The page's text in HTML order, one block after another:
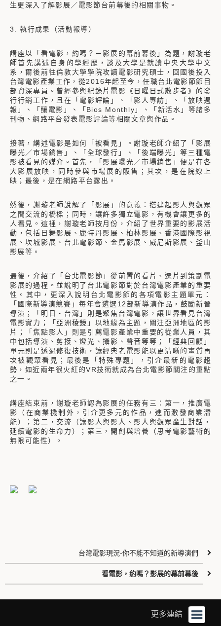
生更深入了解影展／電影節台前幕後的相關事物。
3. 執行成果（活動報導）
講座以「看電影，約嗎？－影展的幕前幕後」為題，謝璇老
師首先講述自身的學經歷，談及大學是就讀中央大學中文
系，爾後前往倫敦大學學院攻讀電影研究碩士，回國後投入
台灣電影產業工作，從2016年起至今，任職台北電影節節目
部資深專員。曾經參與紀錄片電影《日曜日式散步者》的發
行行銷工作，且在「電影評論」、「影人專訪」、「放映週
報」、「釀電影」、「Bios Monthly」、「新活水」等諸多
刊物、網路平台發表電影評論等相關文章與作品。
接著，講述電影是如何「被看見」。謝璇老師介紹了「影展
曝光／市場銷售」、「全球發行」、「後端曝光」等三種電
影被看見的媒介。首先，「影展曝光／市場銷售」便是在各
大影展放映，同時參與市場展的販售；其次，是在院線上
映；最後，是在網路平台露出。
然後，謝璇老師說解了「影展」的意義：搭建起影人與觀眾
之間交流的橋樑；同時，讓許多獨立電影，有機會讓更多的
人看見。這裡，謝璇老師按月份，介紹了世界重要的影展活
動，包括日舞影展、鹿特丹影展、柏林影展、香港國際影視
展、坎城影展、台北電影節、金馬影展、威尼斯影展、釜山
影展等。
最後，介紹了「台北電影節」從前置的看片、選片到策劃電
影展的過程。並說明了台北電影節對於台灣電影產業的重要
性。其中，更深入說明台北電影節的各項電影主題單元：
「國際新導演競賽」每年會遴選12部新導演作品，鼓勵新晉
導演；「明日・台灣」則是聚焦台灣電影，讓世界看見台灣
電影實力；「亞洲稜鏡」以地緣為主題，關注亞洲地區的影
片；「焦點影人」則是引薦電影產業中重要的從業人員，其
中包括導演、剪接、燈光、攝影、聲音等等；「經典回顧」
單元則是透過修復技術，讓經典老電影能以更清晰的畫質再
次被觀眾看見；最後是「特殊專題」，引介最新的電影趨
勢，如近兩年很火紅的VR技術就成為台北電影節關注的重點
之一。
講座結束前，謝璇老師認為影展的任務有三：第一，推廣電
影（在商業機制外，引介更多元的作品，進而激發商業潛
能）；第二，交流（讓影人與影人、影人與觀眾產生對話，
延續電影的生命力）；第三，開創與培養（思考電影藝術的
無限可能性）。
台灣電影現況-你不能不知道的新導演們
看電影，約嗎？影展的幕前幕後
更多連結